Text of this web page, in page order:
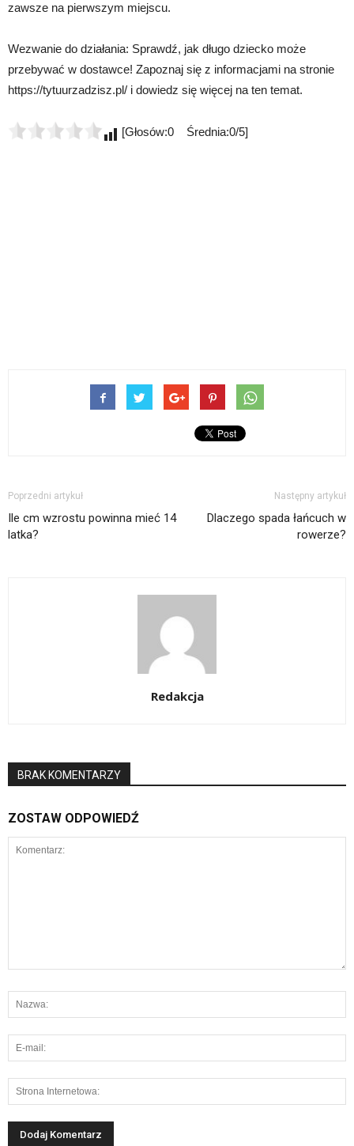
zawsze na pierwszym miejscu.
Wezwanie do działania: Sprawdź, jak długo dziecko może
przebywać w dostawce! Zapoznaj się z informacjami na stronie
https://tytuurzadzisz.pl/ i dowiedz się więcej na ten temat.
[Głosów:0 Średnia:0/5]
Poprzedni artykuł
Ile cm wzrostu powinna mieć 14
latka?
Następny artykuł
Dlaczego spada łańcuch w
rowerze?
Redakcja
BRAK KOMENTARZY
ZOSTAW ODPOWIEDŹ